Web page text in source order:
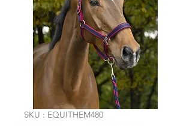
SKU : EQUITHEM480